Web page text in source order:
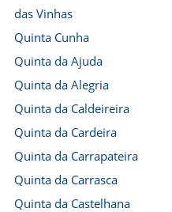
das Vinhas
Quinta Cunha
Quinta da Ajuda
Quinta da Alegria
Quinta da Caldeireira
Quinta da Cardeira
Quinta da Carrapateira
Quinta da Carrasca
Quinta da Castelhana